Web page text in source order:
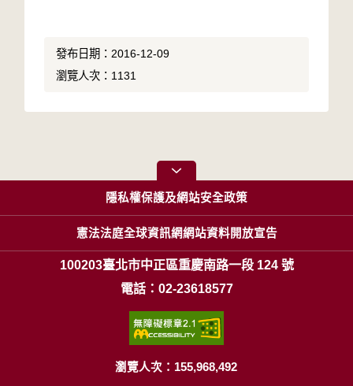
發布日期：2016-12-09
瀏覽人次：1131
隱私權保護及網站安全政策
憲法法庭全球資訊網網站資料開放宣告
100203臺北市中正區重慶南路一段 124 號
電話：02-23618577
瀏覽人次：155,968,492